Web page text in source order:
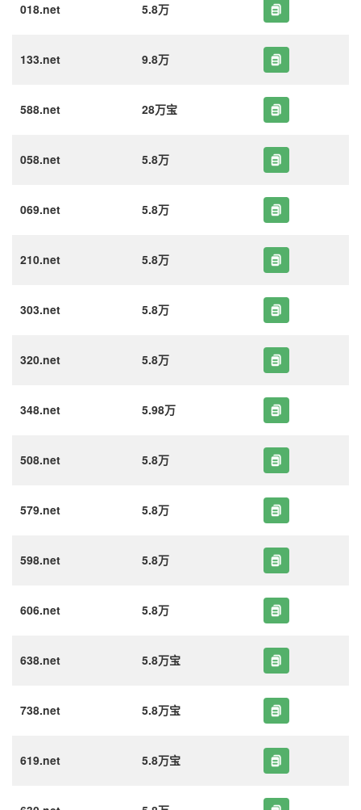
018.net 5.8万
133.net 9.8万
588.net 28万宝
058.net 5.8万
069.net 5.8万
210.net 5.8万
303.net 5.8万
320.net 5.8万
348.net 5.98万
508.net 5.8万
579.net 5.8万
598.net 5.8万
606.net 5.8万
638.net 5.8万宝
738.net 5.8万宝
619.net 5.8万宝